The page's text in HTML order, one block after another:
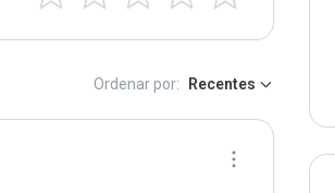
Ordenar por: Recentes